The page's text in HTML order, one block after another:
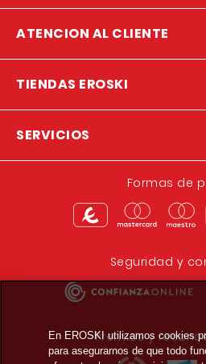
ATENCION AL CLIENTE
TIENDAS EROSKI
SERVICIOS
Formas de
Seguridad y
Premios y
En EROSKI utilizamos cookies
para asegurarnos de que todo